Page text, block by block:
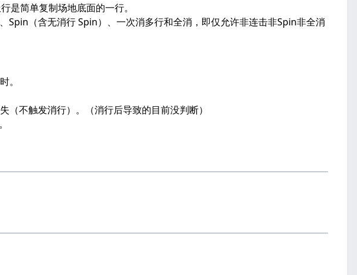
是简单复制场地底面的一行。
Spin（含无消行 Spin）、一次消多行和全消，即仅允许非连击非Spin非全消
。
不触发消行）。（消行后导致的目前没判断）